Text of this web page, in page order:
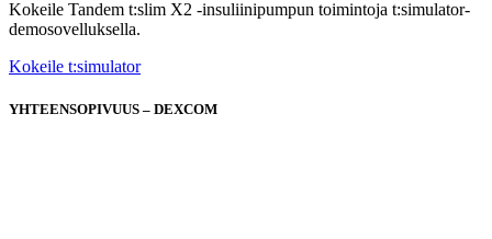
Kokeile Tandem t:slim X2 -insuliinipumpun toimintoja t:simulator-
demosovelluksella.
Kokeile t:simulator
YHTEENSOPIVUUS – DEXCOM